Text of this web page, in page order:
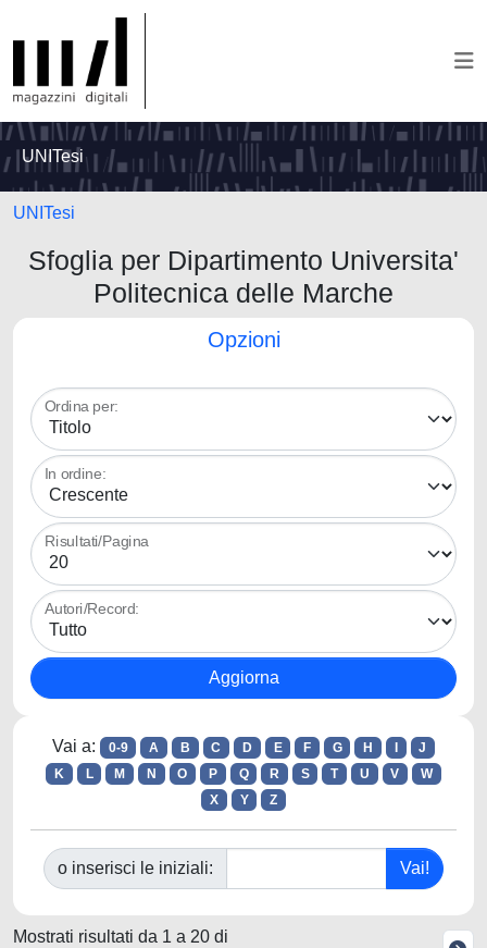
UNITesi
UNITesi
Sfoglia per Dipartimento Universita'
Politecnica delle Marche
Opzioni
Ordina per:
In ordine:
Risultati/Pagina
Autori/Record:
Vai a: 0-9 A B C D E F G H
J
K
L M N O P Q R S T U V
W
X
Y Z
o inserisci le iniziali:
Mostrati risultati da 1 a 20 di